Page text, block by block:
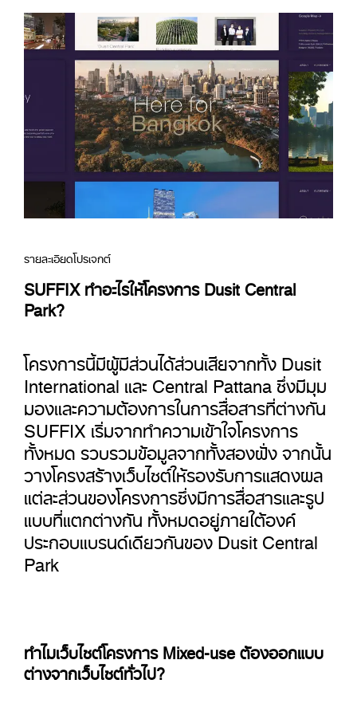
รายละเอียดโปรเจกต์
SUFFIX ทำอะไรให้โครงการ Dusit Central
Park?
โครงการนี้มีผู้มีส่วนได้ส่วนเสียจากทั้ง Dusit
International และ Central Pattana ซึ่งมีมุม
มองและความต้องการในการสื่อสารที่ต่างกัน
SUFFIX เริ่มจากทำความเข้าใจโครงการ
ทั้งหมด รวบรวมข้อมูลจากทั้งสองฝั่ง จากนั้น
วางโครงสร้างเว็บไซต์ให้รองรับการแสดงผล
แต่ละส่วนของโครงการซึ่งมีการสื่อสารและรูป
แบบที่แตกต่างกัน ทั้งหมดอยู่ภายใต้องค์
ประกอบแบรนด์เดียวกันของ Dusit Central
Park
ทำไมเว็บไซต์โครงการ Mixed-use ต้องออกแบบ
ต่างจากเว็บไซต์ทั่วไป?